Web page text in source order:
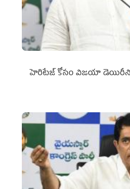
హెరిటేజ్ కోసం విజయా డెయిరీని